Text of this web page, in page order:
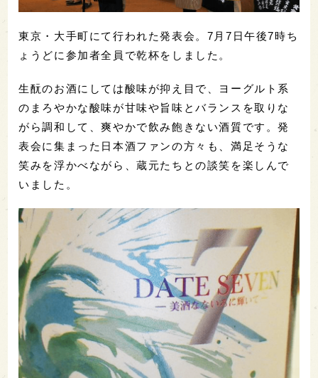
東京・大手町にて行われた発表会。7月7日午後7時ち
ょうどに参加者全員で乾杯をしました。
生酛のお酒にしては酸味が抑え目で、ヨーグルト系
のまろやかな酸味が甘味や旨味とバランスを取りな
がら調和して、爽やかで飲み飽きない酒質です。発
表会に集まった日本酒ファンの方々も、満足そうな
笑みを浮かべながら、蔵元たちとの談笑を楽しんで
いました。